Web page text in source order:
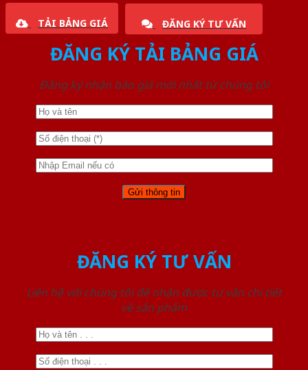
TẢI BẢNG GIÁ ĐĂNG KÝ TƯ VẤN
ĐĂNG KÝ TẢI BẢNG GIÁ
Đăng ký nhận báo giá mới nhất từ chúng tôi
ĐĂNG KÝ TƯ VẤN
Liên hệ với chúng tôi để nhận được tư vấn chi tiết
về sản phẩm